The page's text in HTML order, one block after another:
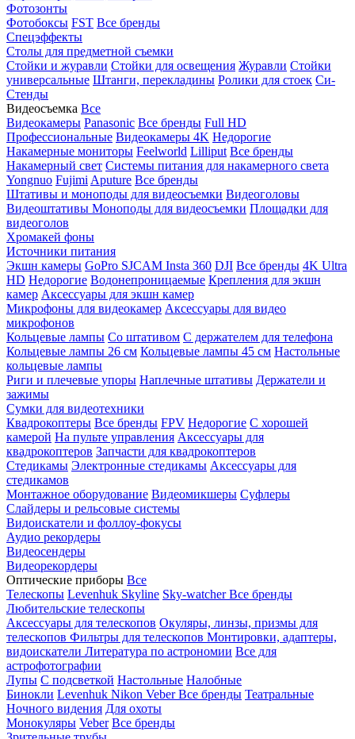
Фотозонты
Фотобоксы FST Все бренды
Спецэффекты
Столы для предметной съемки
Стойки и журавли Стойки для освещения Журавли Стойки
универсальные Штанги, перекладины Ролики для стоек Си-
Стенды
Видеосъемка Все
Видеокамеры Panasonic Все бренды Full HD
Профессиональные Видеокамеры 4K Недорогие
Накамерные мониторы Feelworld Lilliput Все бренды
Накамерный свет Системы питания для накамерного света
Yongnuo Fujimi Aputure Все бренды
Штативы и моноподы для видеосъемки Видеоголовы
Видеоштативы Моноподы для видеосъемки Площадки для
видеоголов
Хромакей фоны
Источники питания
Экшн камеры GoPro SJCAM Insta 360 DJI Все бренды 4K Ultra
HD Недорогие Водонепроницаемые Крепления для экшн
камер Аксессуары для экшн камер
Микрофоны для видеокамер Аксессуары для видео
микрофонов
Кольцевые лампы Со штативом C держателем для телефона
Кольцевые лампы 26 см Кольцевые лампы 45 см Настольные
кольцевые лампы
Риги и плечевые упоры Наплечные штативы Держатели и
зажимы
Сумки для видеотехники
Квадрокоптеры Все бренды FPV Недорогие С хорошей
камерой На пульте управления Аксессуары для
квадрокоптеров Запчасти для квадрокоптеров
Стедикамы Электронные стедикамы Аксессуары для
стедикамов
Монтажное оборудование Видеомикшеры Суфлеры
Слайдеры и рельсовые системы
Видоискатели и фоллоу-фокусы
Аудио рекордеры
Видеосендеры
Видеорекордеры
Оптические приборы Все
Телескопы Levenhuk Skyline Sky-watcherВсе бренды
Любительские телескопы
Аксессуары для телескопов Окуляры, линзы, призмы для
телескопов Фильтры для телескопов Монтировки, адаптеры,
видоискатели Литература по астрономии Все для
астрофотографии
Лупы С подсветкой Настольные Налобные
Бинокли Levenhuk Nikon VeberВсе бренды Театральные
Ночного видения Для охоты
Монокуляры Veber Все бренды